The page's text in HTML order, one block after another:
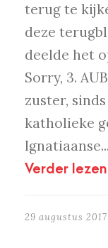
terug te
deze
deelde het
Sorry, 3.
zuster,
katholieke
Ignatiaanse...
Verder lezen
29 augustus 2017